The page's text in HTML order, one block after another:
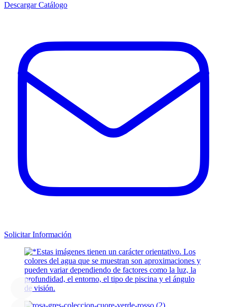
Descargar Catálogo
Solicitar Información